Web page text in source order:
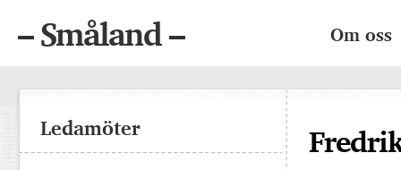
– Småland – Om oss
Ledamöter